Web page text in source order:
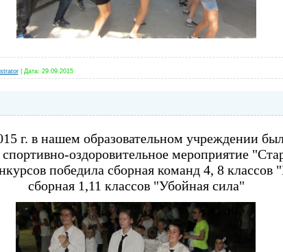
Дата: 29.09.2015
г. в нашем образовательном учреждении
спортивно-оздоровительное мероприятие
победила сборная команд 4, 8
сборная 1,11 классов "Убойная сила"